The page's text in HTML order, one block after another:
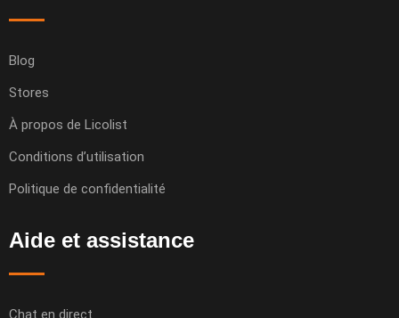
Blog
Stores
À propos de Licolist
Conditions d’utilisation
Politique de confidentialité
Aide et assistance
Chat en direct